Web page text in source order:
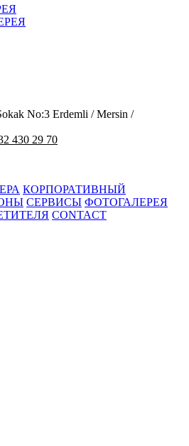
No:3 Erdemli / Mersin /
430 29 70
КОРПОРАТИВНЫЙ
СЕРВИСЫ ФОТОГАЛЕРЕЯ
CONTACT